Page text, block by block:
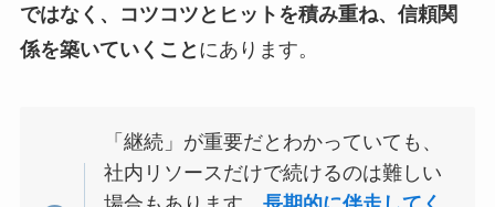
ではなく、コツコツとヒットを積み重ね、信頼関
係を築いていくこと にあります。
「継続」が重要だとわかっていても、
社内リソースだけで続けるのは難しい